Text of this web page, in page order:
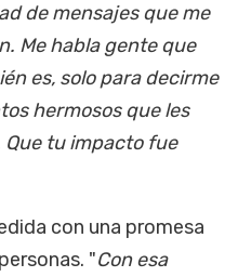
de mensajes que me
Me habla gente que
es, solo para decirme
hermosos que les
tu impacto fue
con una promesa
"Con esa